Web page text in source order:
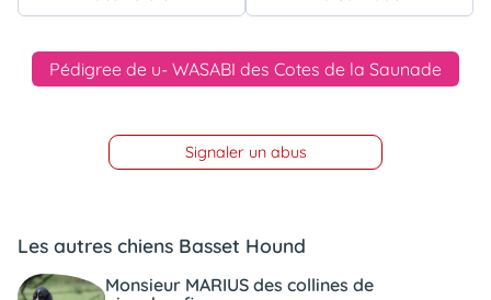
Pédigree de u- WASABI des Cotes de la Saunade
Signaler un abus
Les autres chiens Basset Hound
Monsieur MARIUS des collines de